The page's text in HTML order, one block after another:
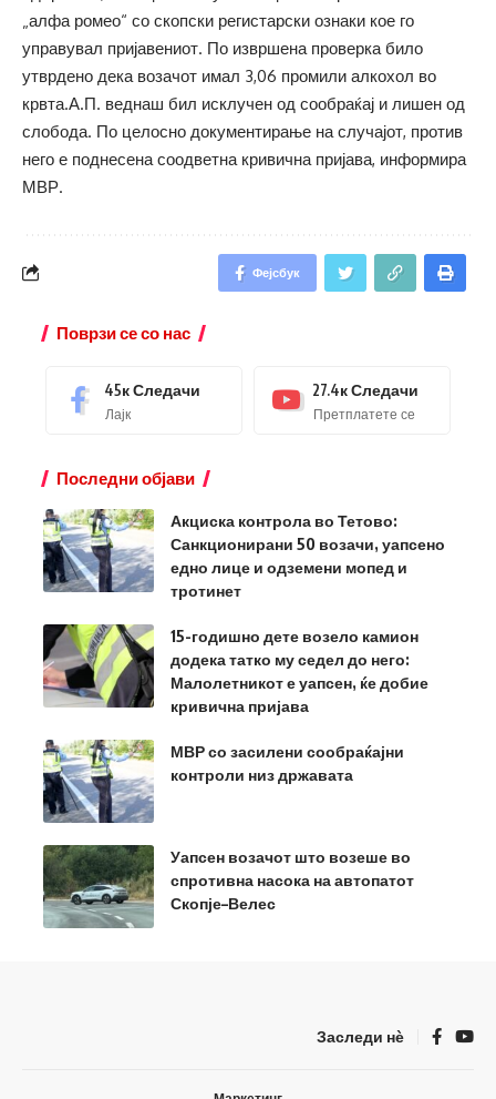
„алфа ромео“ со скопски регистарски ознаки кое го
управувал пријавениот. По извршена проверка било
утврдено дека возачот имал 3,06 промили алкохол во
крвта.А.П. веднаш бил исклучен од сообраќај и лишен од
слобода. По целосно документирање на случајот, против
него е поднесена соодветна кривична пријава, информира
МВР.
Фејсбук
Поврзи се со нас
45кСледачи
Лајк
27.4кСледачи
Претплатете се
Последни објави
Акциска контрола во Тетово:
Санкционирани 50 возачи, уапсено
едно лице и одземени мопед и
тротинет
15-годишно дете возело камион
додека татко му седел до него:
Малолетникот е уапсен, ќе добие
кривична пријава
МВР со засилени сообраќајни
контроли низ државата
Уапсен возачот што возеше во
спротивна насока на автопатот
Скопје–Велес
Заследи нѐ